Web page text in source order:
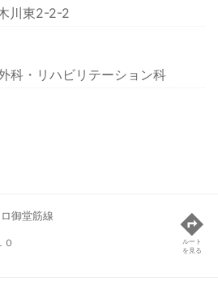
川東2-2-2
科・リハビリテーション科
御堂筋線
ルート
を見る